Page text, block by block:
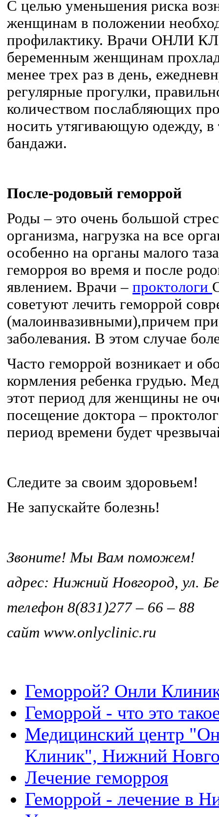
С целью уменьшения риска
женщинам в положении
профилактику. Врачи ОНЛИ
беременным женщинам
менее трех раз в день,
регулярные прогулки,
количеством послабляющих
носить утягивающую одежду, в
бандажи.
После-родовый геморрой
Роды – это очень большой
организма, нагрузка на все
особенно на органы малого
геморроя во время и после
явлением. Врачи – проктологи
советуют лечить геморрой
(малоинвазивными),причем
заболевания. В этом случае
Часто геморрой возникает и
кормления ребенка грудью.
этот период для женщины не
посещение доктора –
период времени будет
Следите за своим здоровьем!
Не запускайте болезнь!
Звоните! Мы Вам поможем!
адрес: Нижний Новгород, ул.
телефон 8(831)277 – 66 – 88
сайт www.onlyclinic.ru
Геморрой? Онли
Геморрой - что это
Медицинский центр
Клиник", Нижний
Лечение геморроя
Геморрой - лечение в